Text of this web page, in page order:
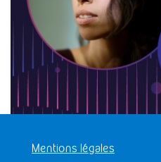
Mentions légales